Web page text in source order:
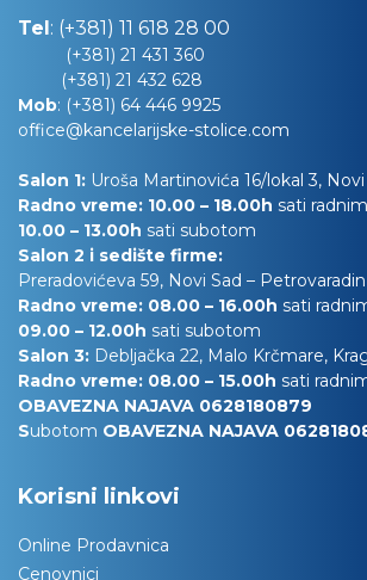
Tel: (+381) 11 618 28 00
(+381) 21 431 360
(+381) 21 432 628
Mob: (+381) 64 446 9925
office@kancelarijske-stolice.com
Salon 1: Uroša Martinovića 16/lokal 3,
Radno vreme: 10.00 – 18.00h sati
10.00 – 13.00h sati subotom
Salon 2 i sedište firme:
Preradovićeva 59, Novi Sad – Petrovaradin
Radno vreme: 08.00 – 16.00h sati
09.00 – 12.00h sati subotom
Salon 3: Debljačka 22, Malo Krčmare,
Radno vreme: 08.00 – 15.00h sati
OBAVEZNA NAJAVA 0628180879
Subotom OBAVEZNA NAJAVA
Korisni linkovi
Online Prodavnica
Cenovnici